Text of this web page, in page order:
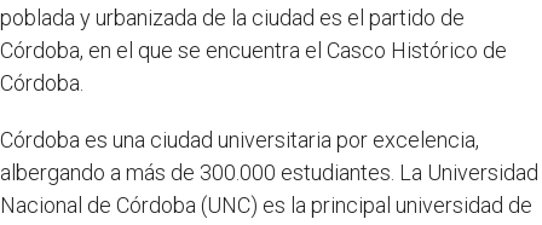
poblada y urbanizada de la ciudad es el partido de
Córdoba, en el que se encuentra el Casco Histórico de
Córdoba.
Córdoba es una ciudad universitaria por excelencia,
albergando a más de 300.000 estudiantes. La Universidad
Nacional de Córdoba (UNC) es la principal universidad de